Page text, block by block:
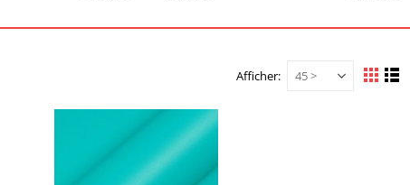
Afficher
Afficher
Grille